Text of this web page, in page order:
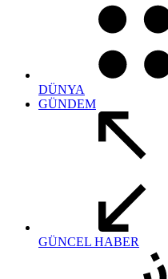
DÜNYA
GÜNDEM
GÜNCEL HABER